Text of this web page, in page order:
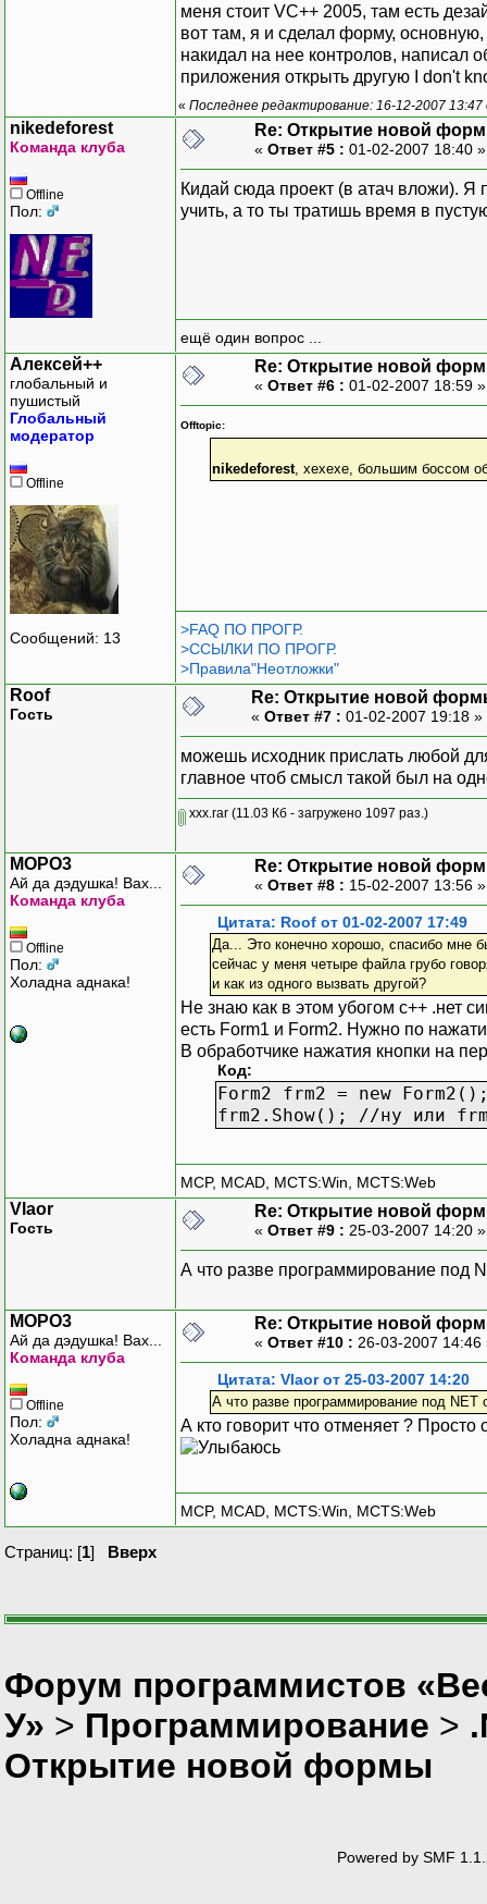
меня стоит VC++ 2005, там есть
вот там, я и сделал форму,
накидал на нее контролов, написал
приложения открыть другую I don't
« Последнее редактирование: 16-12-2007
nikedeforest
Команда клуба
Offline
Пол:
Re: Открытие новой
« Ответ #5 : 01-02-2007 18:40
Кидай сюда проект (в атач вложи).
учить, а то ты тратишь время в
ещё один вопрос ...
Алексей++
глобальный и
пушистый
Глобальный
модератор
Offline
Сообщений: 13
Re: Открытие новой
« Ответ #6 : 01-02-2007 18:59
Offtopic:
nikedeforest, хехехе, большим боссом
>FAQ ПО ПРОГР.
>ССЫЛКИ ПО ПРОГР.
>Правила"Неотложки"
Roof
Гость
Re: Открытие новой
« Ответ #7 : 01-02-2007 19:18 »
можешь исходник прислать любой
главное чтоб смысл такой был на
xxx.rar (11.03 Кб - загружено 1097 раз.)
MOPO3
Ай да дэдушка! Вах...
Команда клуба
Offline
Пол:
Холадна аднака!
Re: Открытие новой
« Ответ #8 : 15-02-2007 13:56
Цитата: Roof от 01-02-2007 17:49
Да... Это конечно хорошо, спасибо мне
сейчас у меня четыре файла грубо
и как из одного вызвать другой?
Не знаю как в этом убогом с++ .нет
есть Form1 и Form2. Нужно по
В обработчике нажатия кнопки на
Код:
Form2 frm2 = new
frm2.Show(); //ну или
MCP, MCAD, MCTS:Win, MCTS:Web
Vlaor
Гость
Re: Открытие новой
« Ответ #9 : 25-03-2007 14:20
А что разве программирование под
MOPO3
Ай да дэдушка! Вах...
Команда клуба
Offline
Пол:
Холадна аднака!
Re: Открытие новой
« Ответ #10 : 26-03-2007
Цитата: Vlaor от 25-03-2007 14:20
А что разве программирование под NET
А кто говорит что отменяет ?
MCP, MCAD, MCTS:Win, MCTS:Web
Страниц: [1] Вверх
Форум программистов
У» > Программирование >
Открытие новой формы
Powered by SMF